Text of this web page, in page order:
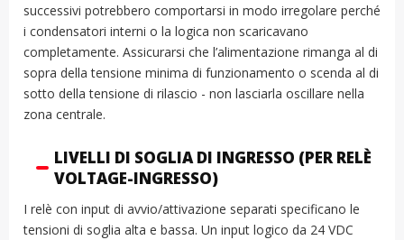
successivi potrebbero comportarsi in modo irregolare perché
i condensatori interni o la logica non scaricavano
completamente. Assicurarsi che l’alimentazione rimanga al di
sopra della tensione minima di funzionamento o scenda al di
sotto della tensione di rilascio - non lasciarla oscillare nella
zona centrale.
LIVELLI DI SOGLIA DI INGRESSO (PER RELÈ
VOLTAGE-INGRESSO)
I relè con input di avvio/attivazione separati specificano le
tensioni di soglia alta e bassa. Un input logico da 24 VDC